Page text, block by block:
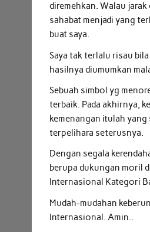
diremehkan. Walau
sahabat menjadi yang
buat saya.
Saya tak terlalu risau
hasilnya diumumkan
Sebuah simbol yg
terbaik. Pada akhirnya,
kemenangan itulah
terpelihara seterusnya.
Dengan segala
berupa dukungan moril
Internasional Kategori
Mudah-mudahan
Internasional. Amin..